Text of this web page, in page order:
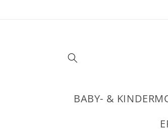
BABY- &